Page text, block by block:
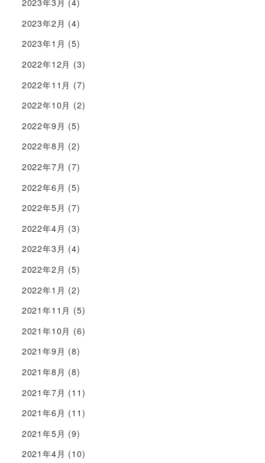
2023年3月 (4)
2023年2月 (4)
2023年1月 (5)
2022年12月 (3)
2022年11月 (7)
2022年10月 (2)
2022年9月 (5)
2022年8月 (2)
2022年7月 (7)
2022年6月 (5)
2022年5月 (7)
2022年4月 (3)
2022年3月 (4)
2022年2月 (5)
2022年1月 (2)
2021年11月 (5)
2021年10月 (6)
2021年9月 (8)
2021年8月 (8)
2021年7月 (11)
2021年6月 (11)
2021年5月 (9)
2021年4月 (10)